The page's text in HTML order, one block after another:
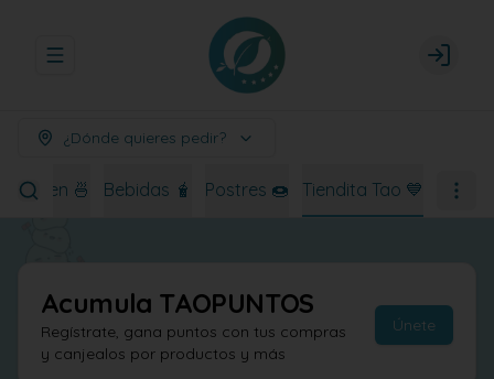
Abrir menu de navegación Login
¿Dónde quieres pedir?
Ramen 🍜 Bebidas 🧋 Postres 🍩 Tiendita Tao 💙
Acumula TAOPUNTOS
Regístrate, gana puntos con tus compras
y canjealos por productos y más
Únete